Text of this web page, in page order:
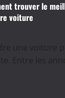
trouver le
voiture
une voiture
Entre les